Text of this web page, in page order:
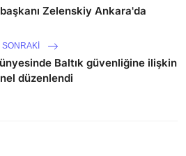
Zelenskiy Ankara'da
SONRAKI
Baltık güvenliğine ilişkin
düzenlendi